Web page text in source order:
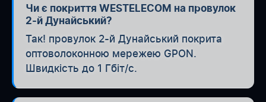
Чи є покриття WESTELECOM на провулок
2-й Дунайський?
Так! провулок 2-й Дунайський покрита
оптоволоконною мережею GPON.
Швидкість до 1 Гбіт/с.